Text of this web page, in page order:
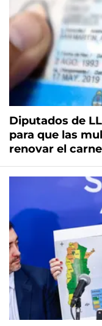
Diputados de
para que las
renovar el